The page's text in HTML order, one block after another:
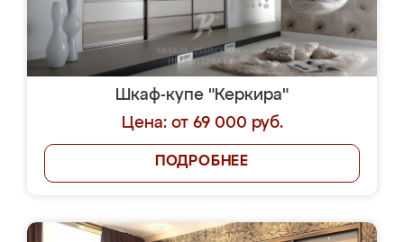
Шкаф-купе "Керкира"
Цена: от 69 000 руб.
ПОДРОБНЕЕ